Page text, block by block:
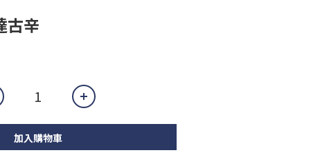
古辛
加入購物車